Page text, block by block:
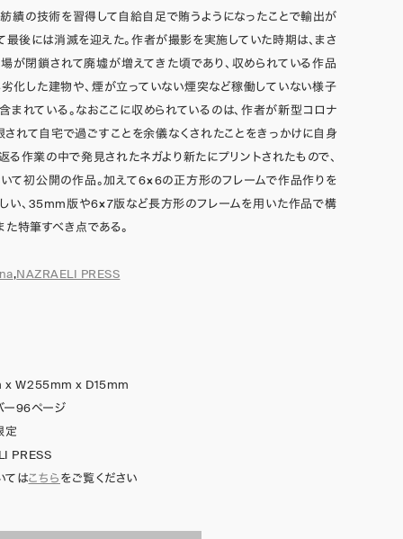
績の技術を習得して自給自足で賄うようになったことで輸出が
最後には消滅を迎えた。作者が撮影を実施していた時期は、まさ
が閉鎖されて廃墟が増えてきた頃であり、収められている作品
化した建物や、煙が立っていない煙突など稼働していない様子
まれている。なおここに収められているのは、作者が新型コロナ
れて自宅で過ごすことを余儀なくされたことをきっかけに自身
る作業の中で発見されたネガより新たにプリントされたもので、
て初公開の作品。加えて6×6の正方形のフレームで作品作りを
い、35mm版や6×7版など長方形のフレームを用いた作品で構
た特筆すべき点である。
,NAZRAELI PRESS
x W255mm x D15mm
ー96ページ
定
PRESS
てはこちらをご覧ください